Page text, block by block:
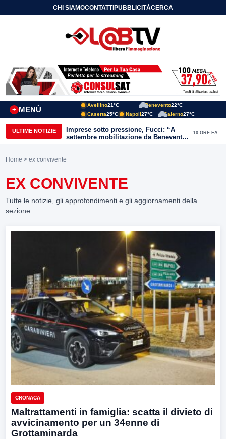
CHI SIAMOCONTATTIPUBBLICITÀCERCA
MENÙ
+
Avellino21°C Benevento22°C
Caserta25°C Napoli27°C Salerno27°C
ULTIME NOTIZIE
Imprese sotto pressione, Fucci: “A
settembre mobilitazione da Benevento
e Avellino”
10 ORE FA
Home > ex convivente
EX CONVIVENTE
Tutte le notizie, gli approfondimenti e gli aggiornamenti della
sezione.
CRONACA
Maltrattamenti in famiglia: scatta il divieto di
avvicinamento per un 34enne di
Grottaminarda